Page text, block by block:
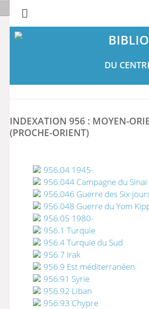
DU
INDEXATION 956 : MOYEN-
(PROCHE-ORIENT)
956.04 1945-
956.044 Campagne du Sinaï
956.046 Guerre des Six-
956.048 Guerre du Yom
956.05 1980-
956.1 Turquie
956.4 Turquie du Sud
956.7 Irak
956.9 Est méditerranéen
956.91 Syrie
956.92 Liban
956.93 Chypre